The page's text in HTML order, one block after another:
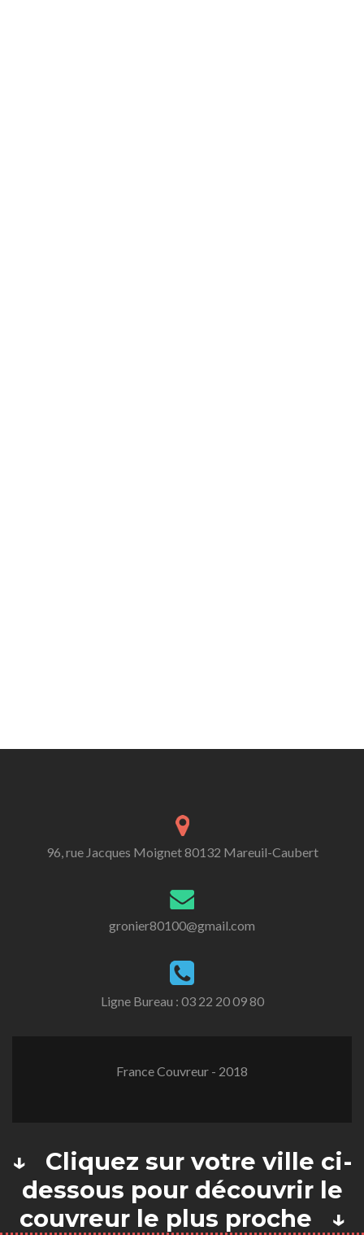
96, rue Jacques Moignet 80132 Mareuil-Caubert
gronier80100@gmail.com
Ligne Bureau : 03 22 20 09 80
France Couvreur - 2018
↓ Cliquez sur votre ville ci-
dessous pour découvrir le
couvreur le plus proche ↓